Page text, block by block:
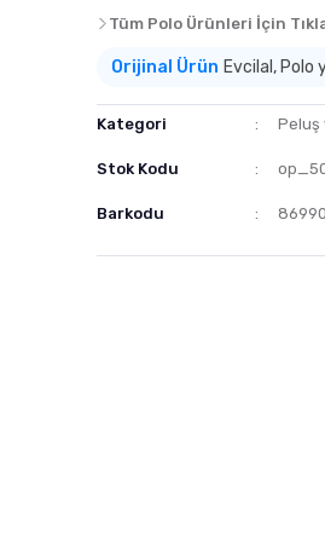
Tüm Polo Ürünleri İçin
Orijinal Ürün Evcilal, Polo
Kategori Peluş
Stok Kodu
Barkodu